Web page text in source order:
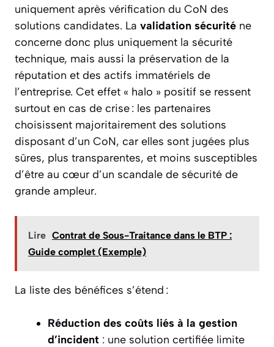
uniquement après vérification du CoN des
solutions candidates. La validation sécurité ne
concerne donc plus uniquement la sécurité
technique, mais aussi la préservation de la
réputation et des actifs immatériels de
l’entreprise. Cet effet « halo » positif se ressent
surtout en cas de crise : les partenaires
choisissent majoritairement des solutions
disposant d’un CoN, car elles sont jugées plus
sûres, plus transparentes, et moins susceptibles
d’être au cœur d’un scandale de sécurité de
grande ampleur.
Lire Contrat de Sous-Traitance dans le BTP :
Guide complet (Exemple)
La liste des bénéfices s’étend :
Réduction des coûts liés à la gestion
d’incident : une solution certifiée limite